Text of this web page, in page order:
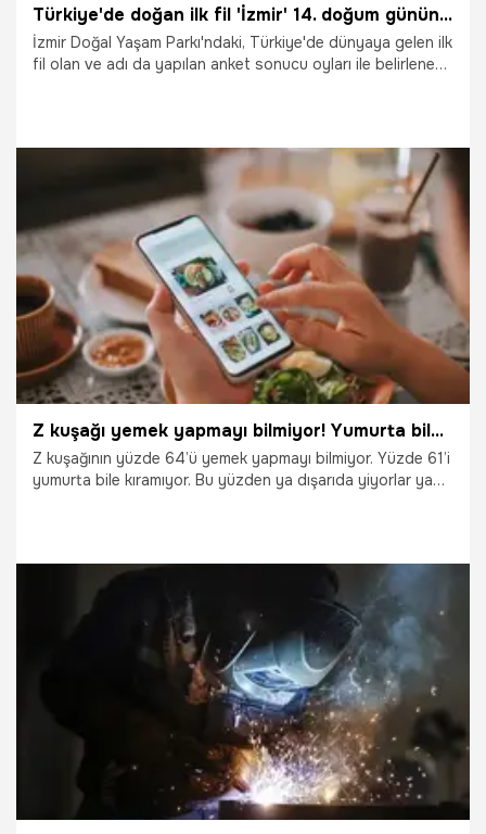
Türkiye'de doğan ilk fil 'İzmir' 14. doğum gününü kutladı:
İzmir Doğal Yaşam Parkı'ndaki, Türkiye'de dünyaya gelen ilk
fil olan ve adı da yapılan anket sonucu oyları ile belirlenen
9.02.2025 Gündem
Z kuşağı yemek yapmayı bilmiyor! Yumurta bile kıramıyorlar
Z kuşağının yüzde 64’ü yemek yapmayı bilmiyor. Yüzde 61’i
yumurta bile kıramıyor. Bu yüzden ya dışarıda yiyorlar ya
Gündem